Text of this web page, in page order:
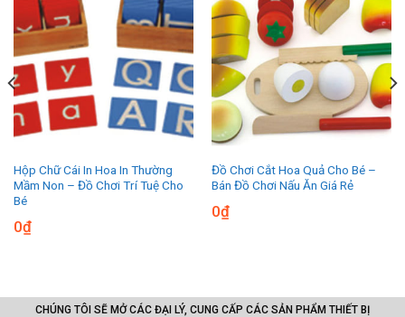
Hộp Chữ Cái In Hoa In Thường
Mầm Non – Đồ Chơi Trí Tuệ Cho
Bé
0₫
Đồ Chơi Cắt Hoa Quả Cho Bé –
Bán Đồ Chơi Nấu Ăn Giá Rẻ
0₫
CHÚNG TÔI SẼ MỞ CÁC ĐẠI LÝ, CUNG CẤP CÁC SẢN PHẨM THIẾT BỊ